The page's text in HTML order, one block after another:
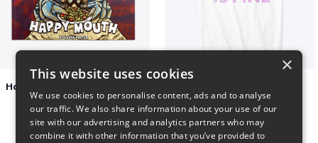
×
This website uses cookies
We use cookies to personalise content, ads and to analyse
our traffic. We also share information about your use of our
site with our advertising and analytics partners who may
combine it with other information that you’ve provided to